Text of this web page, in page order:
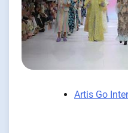
Artis Go